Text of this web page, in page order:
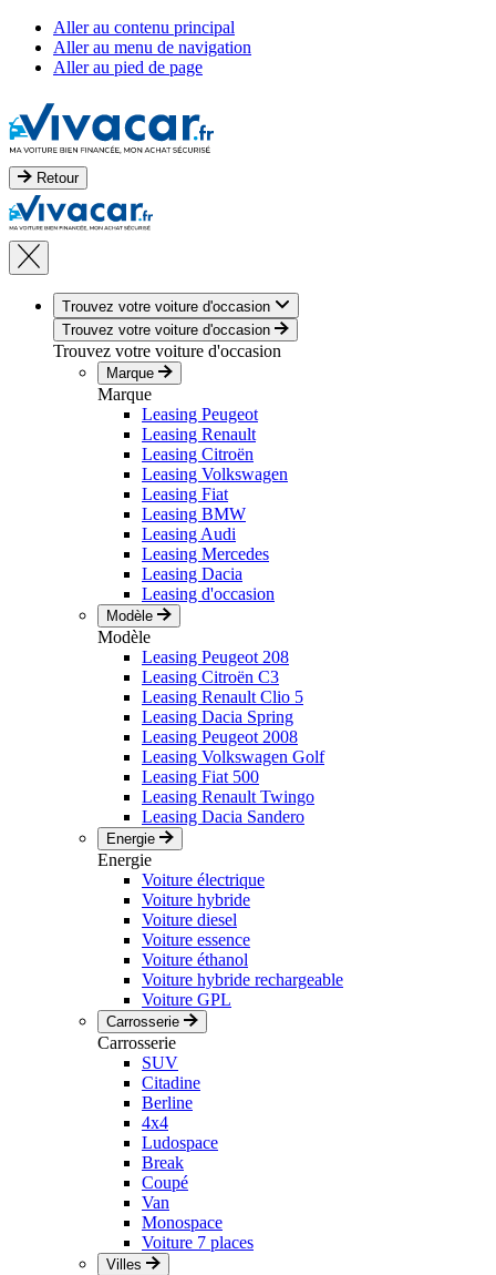
Aller au contenu principal
Aller au menu de navigation
Aller au pied de page
Retour
Trouvez votre voiture d'occasion
Trouvez votre voiture d'occasion
Trouvez votre voiture d'occasion
Marque
Marque
Leasing Peugeot
Leasing Renault
Leasing Citroën
Leasing Volkswagen
Leasing Fiat
Leasing BMW
Leasing Audi
Leasing Mercedes
Leasing Dacia
Leasing d'occasion
Modèle
Modèle
Leasing Peugeot 208
Leasing Citroën C3
Leasing Renault Clio 5
Leasing Dacia Spring
Leasing Peugeot 2008
Leasing Volkswagen Golf
Leasing Fiat 500
Leasing Renault Twingo
Leasing Dacia Sandero
Energie
Energie
Voiture électrique
Voiture hybride
Voiture diesel
Voiture essence
Voiture éthanol
Voiture hybride rechargeable
Voiture GPL
Carrosserie
Carrosserie
SUV
Citadine
Berline
4x4
Ludospace
Break
Coupé
Van
Monospace
Voiture 7 places
Villes